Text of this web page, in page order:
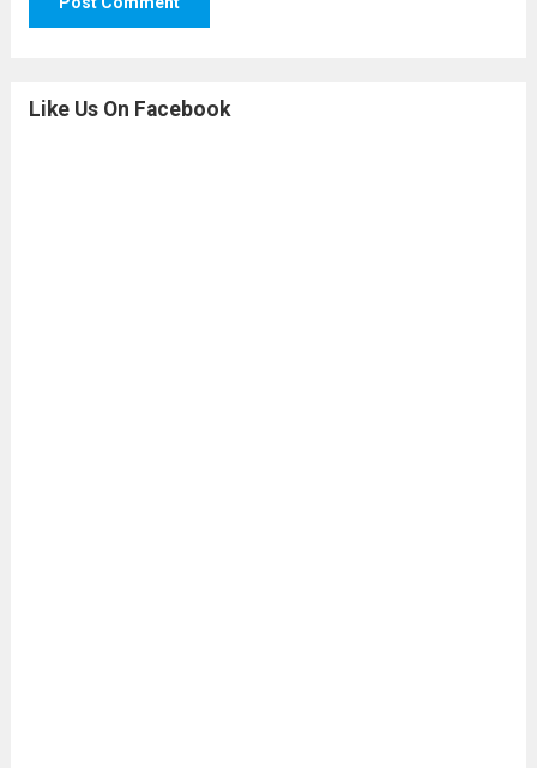
Like Us On Facebook